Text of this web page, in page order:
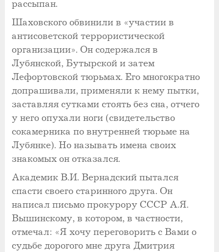
рассыпан.
Шаховского обвинили в «участии в
антисоветской террористической
организации». Он содержался в
Лубянской, Бутырской и затем
Лефортовской тюрьмах. Его многократно
допрашивали, применяли к нему пытки,
заставляя сутками стоять без сна, отчего
у него опухали ноги (свидетельство
сокамерника по внутренней тюрьме на
Лубянке). Но называть имена своих
знакомых он отказался.
Академик В.И. Вернадский пытался
спасти своего старинного друга. Он
написал письмо прокурору СССР А.Я.
Вышинскому, в котором, в частности,
отмечал: «Я хочу переговорить с Вами о
судьбе дорогого мне друга Дмитрия